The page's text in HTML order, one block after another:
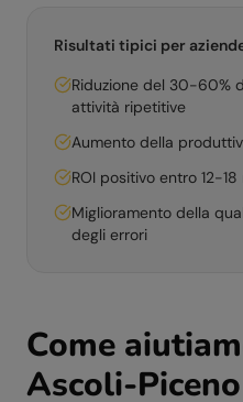
Risultati tipici per
Riduzione del 30-60%
attività ripetitive
Aumento della
ROI positivo entro 12-
Miglioramento della
degli errori
Come
Ascoli-Piceno